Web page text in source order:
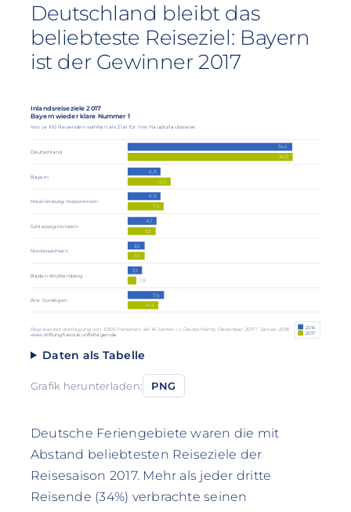
Deutschland bleibt das
beliebteste Reiseziel: Bayern
ist der Gewinner 2017
Repräsentativbefragung von 3.000 Personen ab 14 Jahren in Deutschland, Dezember 2017 / Januar 2018
Inlandsreiseziele 2017
Bayern wieder klare Nummer 1
Von je 100 Reisenden wählten als Ziel für ihre Haupturlaubsreise:
34,3
9,0
7,5
5,9
3,6
1,9
6,4
34,2
6,9
6,9
6,1
3,6
3,1
7,6
2016
2017
Deutschland
Bayern
Mecklenburg-Vorpommern
Schleswig-Holstein
Niedersachsen
Baden-Württemberg
Alle Sonstigen
www.stiftungfuerzukunftsfragen.de
Daten als Tabelle
Grafik herunterladen: PNG
Deutsche Feriengebiete waren die mit
Abstand beliebtesten Reiseziele der
Reisesaison 2017. Mehr als jeder dritte
Reisende (34%) verbrachte seinen